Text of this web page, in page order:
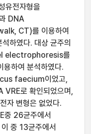
유전자형을
DNA
CT)를 이용하여
하였다. 대상 균주의
electrophoresis를
하여 분석하였다.
faecium이었고,
로 확인되었으며,
자 변형은 없었다.
중 26균주에서
중 13균주에서